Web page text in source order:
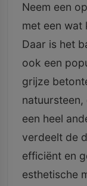
Neem een
met een wat
Daar is het
ook een
grijze
een heel
verdeelt de
efficiënt en
esthetische